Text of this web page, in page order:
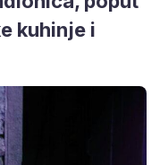
kuhinje i